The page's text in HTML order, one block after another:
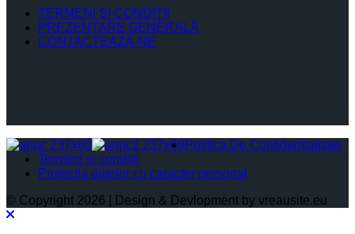
TERMENI ŞI CONDIŢII
PREZENTARE GENERALĂ
CONTACTEAZĂ-NE
Politica De Confidențialitate
Termeni și condiții
Protectia datelor cu caracter personal
© Copyright 2026 | Design & Devlopment by vreausite.eu